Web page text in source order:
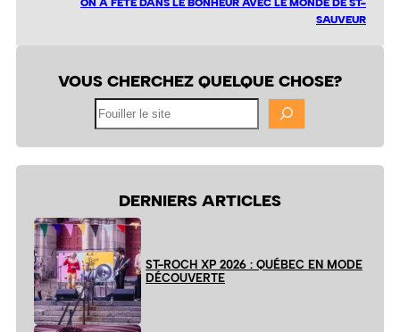
SAUVEUR
VOUS CHERCHEZ QUELQUE CHOSE?
DERNIERS ARTICLES
ST-ROCH XP 2026 : QUÉBEC EN MODE
DÉCOUVERTE